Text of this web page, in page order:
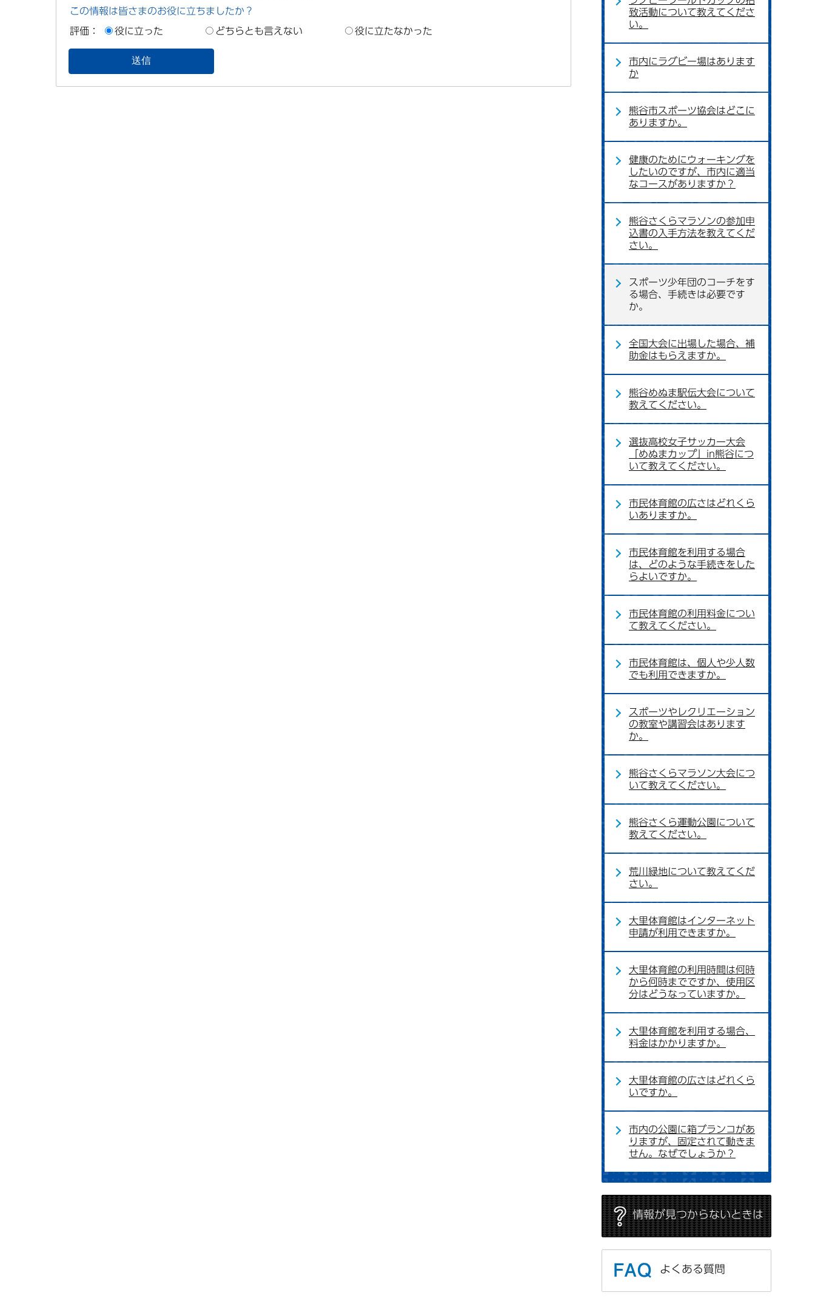
この情報は皆さまのお役に立ちましたか？
評価： 役に立った どちらとも言えない 役に立たなかった
致活動について教えてくださ
い。
市内にラグビー場はあります
か
熊谷市スポーツ協会はどこに
ありますか。
健康のためにウォーキングを
したいのですが、市内に適当
なコースがありますか？
熊谷さくらマラソンの参加申
込書の入手方法を教えてくだ
さい。
スポーツ少年団のコーチをす
る場合、手続きは必要です
か。
全国大会に出場した場合、補
助金はもらえますか。
熊谷めぬま駅伝大会について
教えてください。
選抜高校女子サッカー大会
「めぬまカップ」in熊谷につ
いて教えてください。
市民体育館の広さはどれくら
いありますか。
市民体育館を利用する場合
は、どのような手続きをした
らよいですか。
市民体育館の利用料金につい
て教えてください。
市民体育館は、個人や少人数
でも利用できますか。
スポーツやレクリエーション
の教室や講習会はあります
か。
熊谷さくらマラソン大会につ
いて教えてください。
熊谷さくら運動公園について
教えてください。
荒川緑地について教えてくだ
さい。
大里体育館はインターネット
申請が利用できますか。
大里体育館の利用時間は何時
から何時までですか、使用区
分はどうなっていますか。
大里体育館を利用する場合、
料金はかかりますか。
大里体育館の広さはどれくら
いですか。
市内の公園に箱ブランコがあ
りますが、固定されて動きま
せん。なぜでしょうか？
情報が見つからないときは
よくある質問